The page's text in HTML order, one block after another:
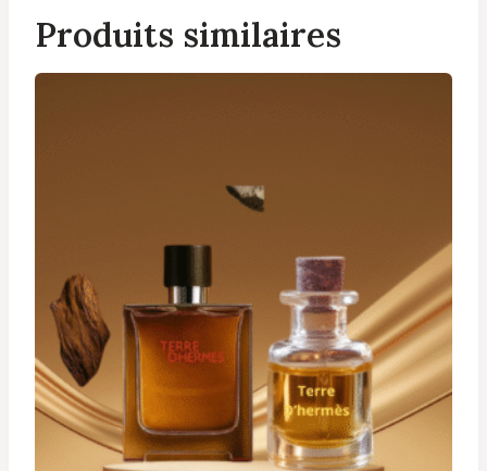
Produits similaires